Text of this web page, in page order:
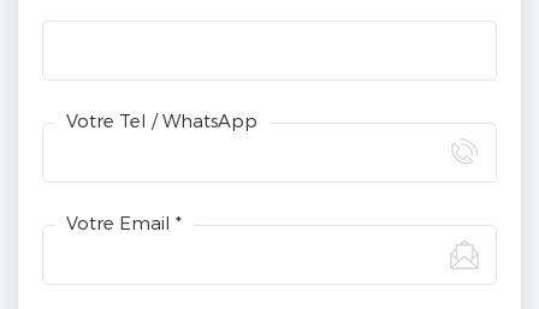
Votre Tel / WhatsApp
Votre Email *